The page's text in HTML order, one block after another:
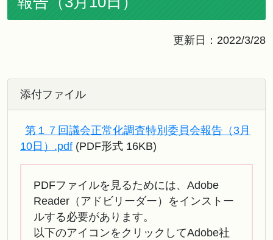
更新日：2022/3/28
添付ファイル
第１７回議会正常化調査特別委員会報告（3月
10日）.pdf (PDF形式 16KB)
PDFファイルを見るためには、Adobe
Reader（アドビリーダー）をインストー
ルする必要があります。
以下のアイコンをクリックしてAdobe社